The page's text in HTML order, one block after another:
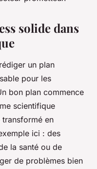
solide dans
un plan
pour les
bon plan commence
scientifique
en
ici : des
la santé ou de
de problèmes bien